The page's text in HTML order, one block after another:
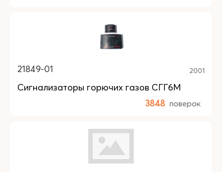
21849-01 2001
Сигнализаторы горючих газов СГГ6М
3848 поверок